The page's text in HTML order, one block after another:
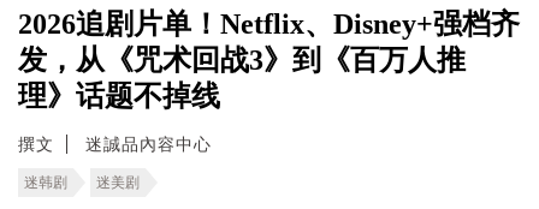
2026追剧片单！Netflix、Disney+强档齐
发，从《咒术回战3》到《百万人推
理》话题不掉线
撰文 迷誠品內容中心
迷韩剧 迷美剧